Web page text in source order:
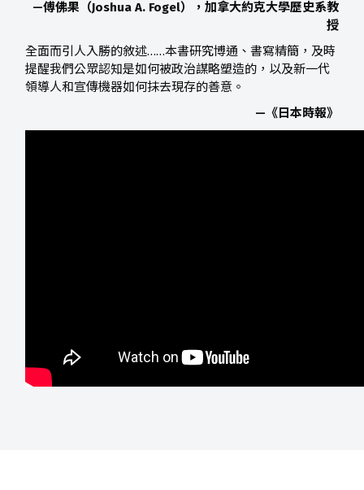
—傅佛果（Joshua A. Fogel），加拿大約克大學歷史系教
授
全面而引人入勝的敘述……本書研究博通、書寫精簡，及時
提醒我們公眾認知是如何被政治謀略塑造的，以及新一代
領導人和宣傳機器如何抹去現存的善意。
—《日本時報》